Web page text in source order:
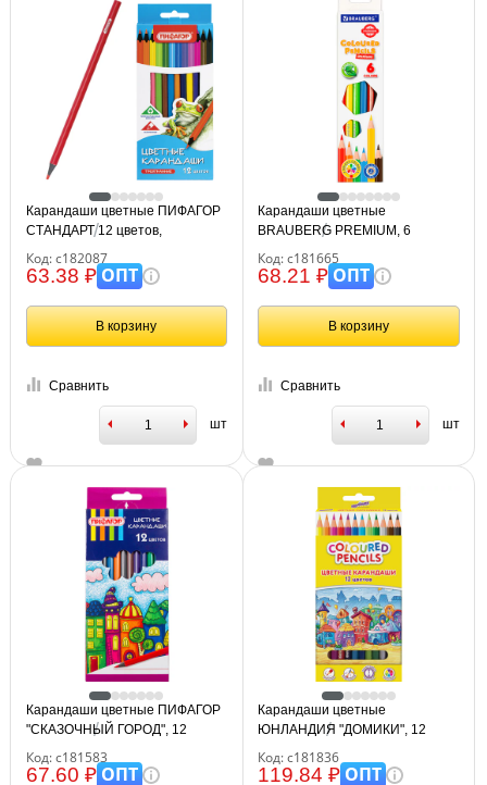
Карандаши цветные ПИФАГОР
СТАНДАРТ 12 цветов,
трехгранный корпус, 182087
Код: с182087
63.38 ₽ОПТ
В корзину
Сравнить
шт
Карандаши цветные
BRAUBERG PREMIUM, 6
цветов, пластиковые,
шестигранные, грифель мягкий
3 мм, 181665
Код: с181665
68.21 ₽ОПТ
В корзину
Сравнить
шт
Карандаши цветные ПИФАГОР
"СКАЗОЧНЫЙ ГОРОД", 12
цветов, черный пластик,
заточенные, 181583
Код: с181583
67.60 ₽ОПТ
Карандаши цветные
ЮНЛАНДИЯ "ДОМИКИ", 12
цветов, пластиковые,
классические, грифель мягкий 3
Код: с181836
119.84 ₽ОПТ